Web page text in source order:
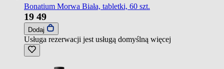
Bonatium Morwa Biała, tabletki, 60 szt.
19 49
Dodaj
Usługa rezerwacji jest usługą domyślną więcej